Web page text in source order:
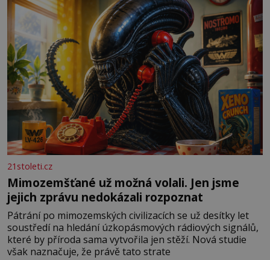
21stoleti.cz
Mimozemšťané už možná volali. Jen jsme
jejich zprávu nedokázali rozpoznat
Pátrání po mimozemských civilizacích se už desítky let
soustředí na hledání úzkopásmových rádiových signálů,
které by příroda sama vytvořila jen stěží. Nová studie
však naznačuje, že právě tato strate